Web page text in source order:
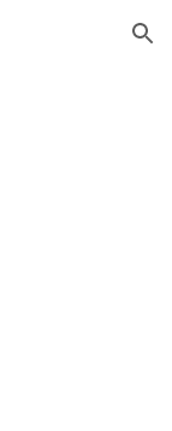
Skip to navigation